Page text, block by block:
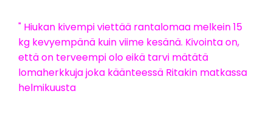
" Hiukan kivempi viettää rantalomaa melkein 15
kg kevyempänä kuin viime kesänä. Kivointa on,
että on terveempi olo eikä tarvi mätätä
lomaherkkuja joka käänteessä Ritakin matkassa
helmikuusta